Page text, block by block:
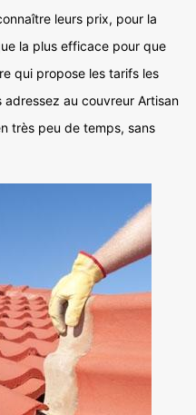
leurs prix, pour la
la plus efficace pour que
qui propose les tarifs les
au couvreur Artisan
très peu de temps, sans